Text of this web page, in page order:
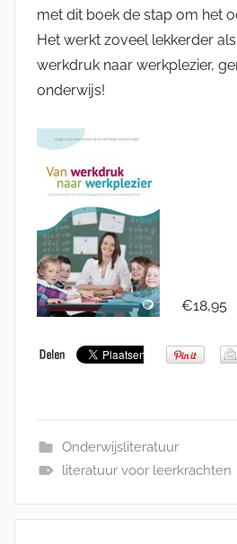
met dit boek de stap om het
Het werkt zoveel lekkerder
werkdruk naar werkplezier,
onderwijs!
€18,95
Onderwijsliteratuur
literatuur voor leerkrachten